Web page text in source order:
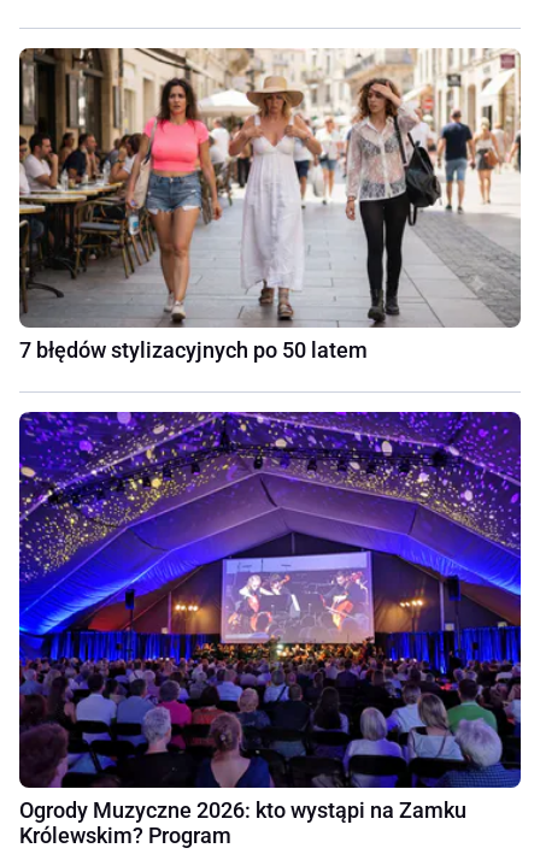
7 błędów stylizacyjnych po 50 latem
Ogrody Muzyczne 2026: kto wystąpi na Zamku
Królewskim? Program